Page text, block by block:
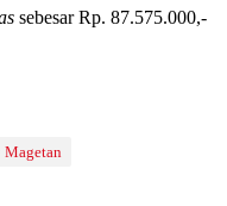
sebesar Rp. 87.575.000,-
Magetan